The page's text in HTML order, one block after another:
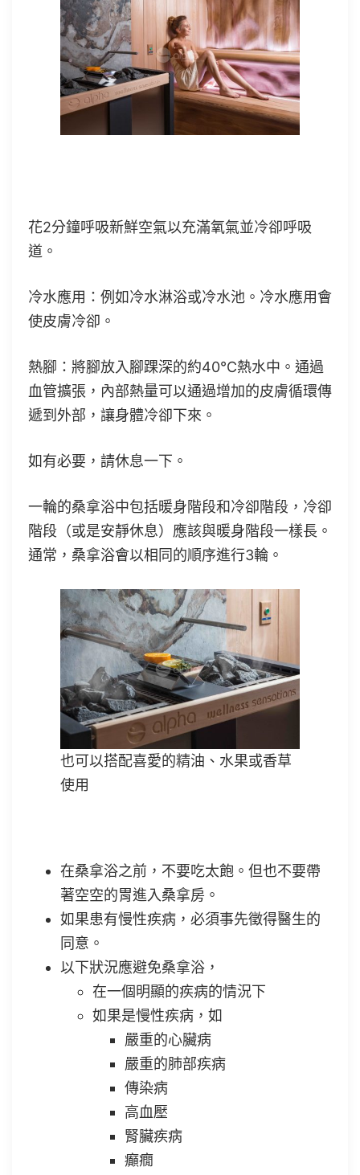
花2分鐘呼吸新鮮空氣以充滿氧氣並冷卻呼吸
道。
冷水應用：例如冷水淋浴或冷水池。冷水應用會
使皮膚冷卻。
熱腳：將腳放入腳踝深的約40°C熱水中。通過
血管擴張，內部熱量可以通過增加的皮膚循環傳
遞到外部，讓身體冷卻下來。
如有必要，請休息一下。
一輪的桑拿浴中包括暖身階段和冷卻階段，冷卻
階段（或是安靜休息）應該與暖身階段一樣長。
通常，桑拿浴會以相同的順序進行3輪。
也可以搭配喜愛的精油、水果或香草
使用
在桑拿浴之前，不要吃太飽。但也不要帶
著空空的胃進入桑拿房。
如果患有慢性疾病，必須事先徵得醫生的
同意。
以下狀況應避免桑拿浴，
在一個明顯的疾病的情況下
如果是慢性疾病，如
嚴重的心臟病
嚴重的肺部疾病
傳染病
高血壓
腎臟疾病
癲癇